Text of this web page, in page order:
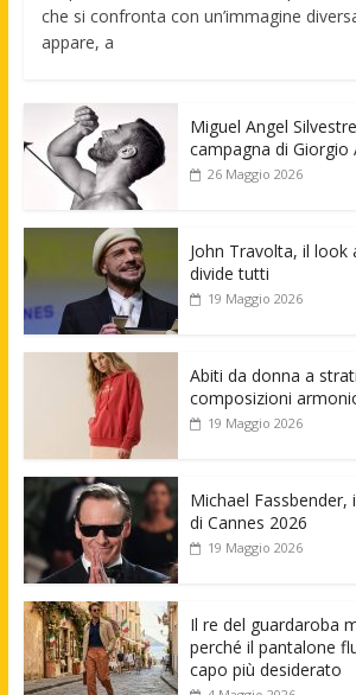
che si confronta con un’immagine
appare, a
Miguel Angel
campagna di Giorgio
26 Maggio 2026
John Travolta, il look
divide tutti
19 Maggio 2026
Abiti da donna a
composizioni
19 Maggio 2026
Michael Fassbender,
di Cannes 2026
19 Maggio 2026
Il re del guardaroba
perché il pantalone
capo più desiderato